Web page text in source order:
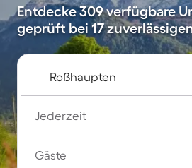
Entdecke 309 verfügbare
geprüft bei 17
Jederzeit
Gäste